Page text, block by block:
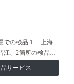
での検品 1. 上海
江、2箇所の検品…
サービス